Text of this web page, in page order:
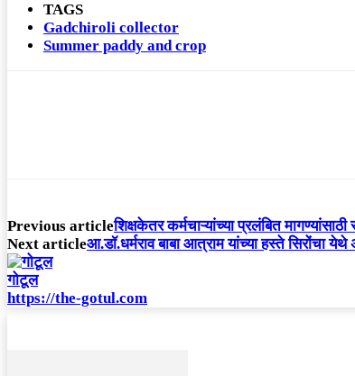
TAGS
Gadchiroli collector
Summer paddy and crop
Previous articleशिक्षकेतर कर्मचाऱ्यांच्या प्रलंबित
Next articleआ.डॉ.धर्मराव बाबा आत्राम यांच्या हस्ते सिरोंचा
गोटूल
https://the-gotul.com